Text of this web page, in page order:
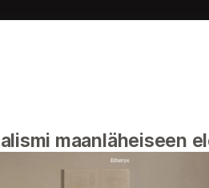
maanläheiseen